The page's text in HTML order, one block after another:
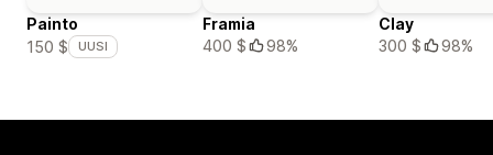
Painto
150 $
UUSI
Framia
400 $
98%
Clay
300 $
98%